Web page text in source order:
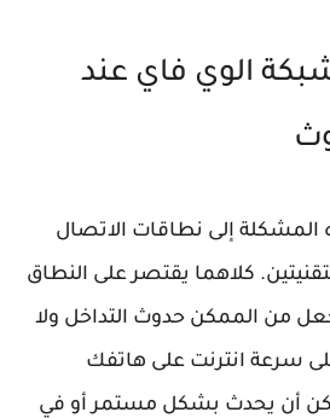
الوي فاي عند
إلى نطاقات الاتصال
كلاهما يقتصر على النطاق
من الممكن حدوث التداخل ولا
سرعة انترنت على هاتفك
أن يحدث بشكل مستمر أو في